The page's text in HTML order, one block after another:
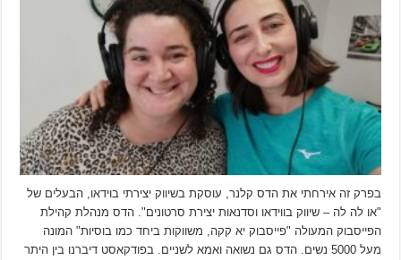
בפרק זה אירחתי את הדס קלנר, עוסקת בשיווק יצירתי בוידאו, הבעלים של
"או לה לה – שיווק בווידאו וסדנאות יצירת סרטונים". הדס מנהלת קהילת
הפייסבוק המעולה "פייסבוק יא קקה, משווקות ביחד כמו בוסיות" המונה
מעל 5000 נשים. הדס גם נשואה ואמא לשניים. בפודקאסט דיברנו בין היתר